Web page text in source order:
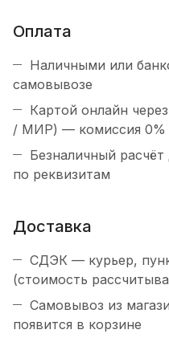
Оплата
Наличными или
самовывозе
Картой онлайн
/ МИР) — комиссия 0%
Безналичный
по реквизитам
Доставка
СДЭК — курьер,
(стоимость
Самовывоз из
появится в корзине